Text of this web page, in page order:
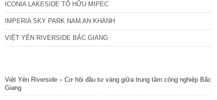
ICONIA LAKESIDE TỐ HỮU MIPEC
IMPERIA SKY PARK NAM AN KHÁNH
VIỆT YÊN RIVERSIDE BẮC GIANG
Việt Yên Riverside – Cơ hội đầu tư vàng giữa trung tâm công nghiệp Bắc
Giang